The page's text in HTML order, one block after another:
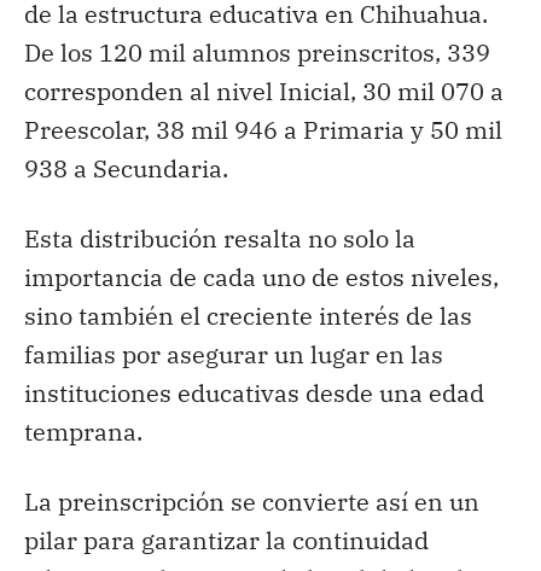
de la estructura educativa en Chihuahua.
De los 120 mil alumnos preinscritos, 339
corresponden al nivel Inicial, 30 mil 070 a
Preescolar, 38 mil 946 a Primaria y 50 mil
938 a Secundaria.
Esta distribución resalta no solo la
importancia de cada uno de estos niveles,
sino también el creciente interés de las
familias por asegurar un lugar en las
instituciones educativas desde una edad
temprana.
La preinscripción se convierte así en un
pilar para garantizar la continuidad